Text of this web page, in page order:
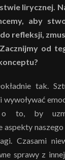
lirycznej.
aby
refleksji,
od
tak.
wywoływać
to, by
aspekty
Czasami
sprawy z